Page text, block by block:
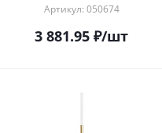
Артикул: 050674
3 881.95 ₽/шт